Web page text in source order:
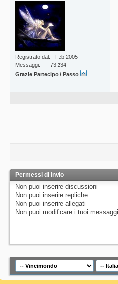
Registrato dal
Feb 2005
Messaggi
73,234
Grazie Partecipo / Passo
Permessi di invio
Non puoi inserire discussioni
Non puoi inserire repliche
Non puoi inserire allegati
Non puoi modificare i tuoi messaggi